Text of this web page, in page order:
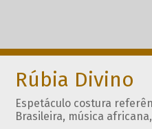
Rúbia Divino
Espetáculo costura
Brasileira, música